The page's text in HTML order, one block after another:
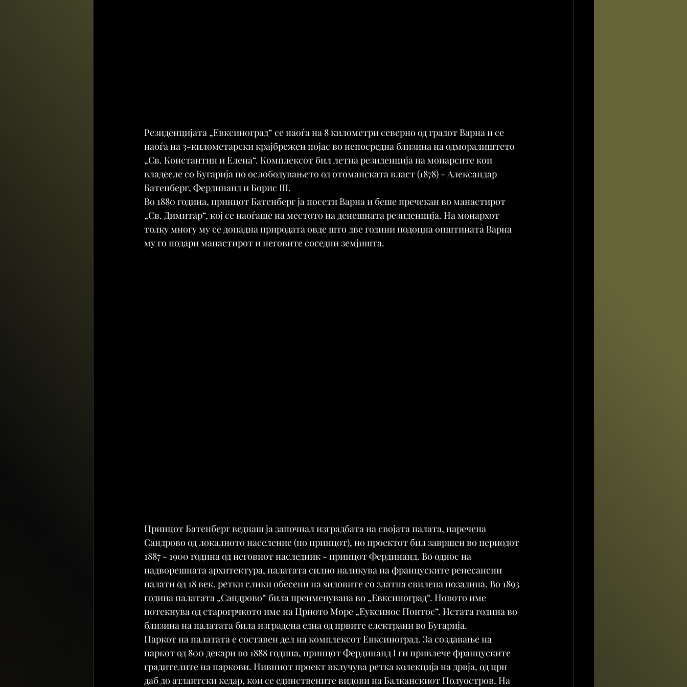
Резиденцијата „Евксиноград“ се наоѓа на 8 километри северно од градот Варна и се
наоѓа на 3-километарски крајбрежен појас во непосредна близина на одморалиштето
„Св. Константин и Елена“. Комплексот бил летна резиденција на монарсите кои
владееле со Бугарија по ослободувањето од отоманската власт (1878) - Александар
Батенберг, Фердинанд и Борис III.
Во 1880 година, принцот Батенберг ја посети Варна и беше пречекан во манастирот
„Св. Димитар“, кој се наоѓаше на местото на денешната резиденција. На монархот
толку многу му се допадна природата овде што две години подоцна општината Варна
му го подари манастирот и неговите соседни земјишта.
Принцот Батенберг веднаш ја започнал изградбата на својата палата, наречена
Сандрово од локалното население (по принцот), но проектот бил завршен во периодот
1887 - 1900 година од неговиот наследник - принцот Фердинанд. Во однос на
надворешната архитектура, палатата силно наликува на француските ренесансни
палати од 18 век. ретки слики обесени на ѕидовите со златна свилена позадина. Во 1893
година палатата „Сандрово“ била преименувана во „Евксиноград“. Новото име
потекнува од старогрчкото име на Црното Море „Еуксинос Понтос“. Истата година во
близина на палатата била изградена една од првите електрани во Бугарија.
Паркот на палатата е составен дел на комплексот Евксиноград. За создавање на
паркот од 800 декари во 1888 година, принцот Фердинанд I ги привлече француските
градителите на паркови. Нивниот проект вклучува ретка колекција на дрвја, од црн
даб до атлантски кедар, кои се единствените видови на Балканскиот Полуостров. На